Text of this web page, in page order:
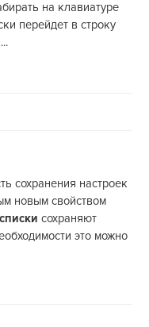
на клавиатуре
перейдет в строку
сохранения настроек
новым свойством
списки сохраняют
это можно